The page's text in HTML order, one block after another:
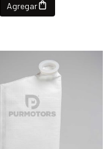
Agregar